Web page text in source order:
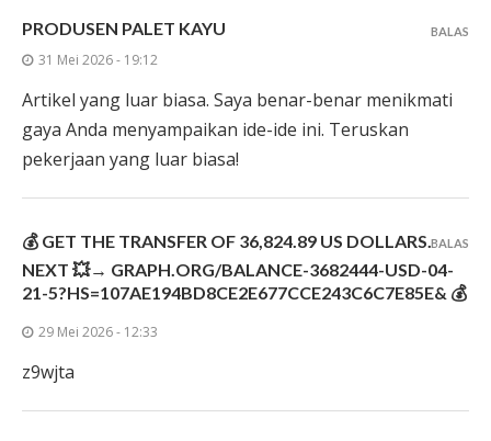
PRODUSEN PALET KAYU
31 Mei 2026 - 19:12
Artikel yang luar biasa. Saya benar-benar menikmati
gaya Anda menyampaikan ide-ide ini. Teruskan
pekerjaan yang luar biasa!
BALAS
💰 GET THE TRANSFER OF 36,824.89 US DOLLARS.
NEXT 💥→ GRAPH.ORG/BALANCE-3682444-USD-04-
21-5?HS=107AE194BD8CE2E677CCE243C6C7E85E& 💰
29 Mei 2026 - 12:33
z9wjta
BALAS